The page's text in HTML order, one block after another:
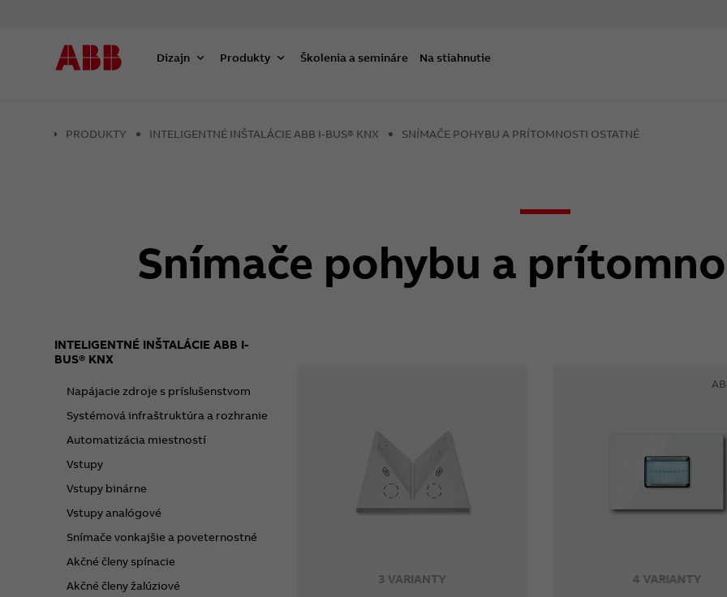
Dizajn Produkty Školenia a semináre Na stiahnutie
PRODUKTY INTELIGENTNÉ INŠTALÁCIE ABB I-BUS® KNX SNÍMAČE POHYBU A PRÍTOMNOSTI OSTATNÉ
Snímače pohybu a
INTELIGENTNÉ INŠTALÁCIE ABB I-
BUS® KNX
Napájacie zdroje s príslušenstvom
Systémová infraštruktúra a rozhranie
Automatizácia miestností
Vstupy
Vstupy binárne
Vstupy analógové
Snímače vonkajšie a poveternostné
Akčné členy spínacie
Akčné členy žalúziové
3 VARIANTY 4 VARIANTY